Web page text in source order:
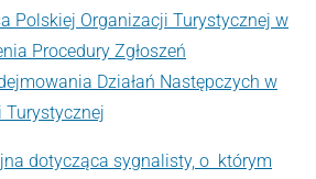
Polskiej Organizacji Turystycznej w
Procedury Zgłoszeń
Działań Następczych w
Turystycznej
dotycząca sygnalisty, o którym